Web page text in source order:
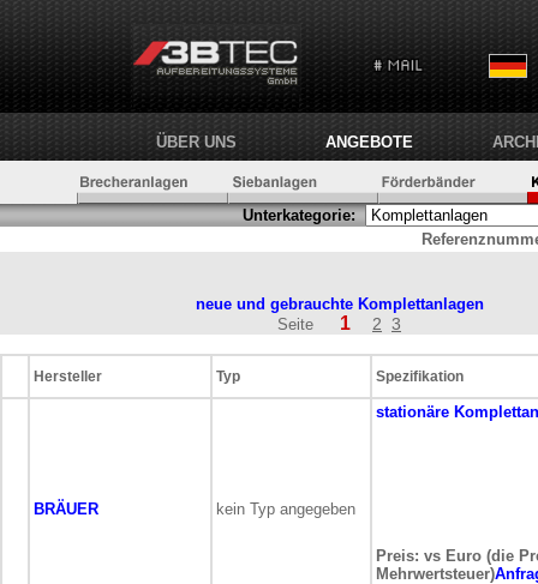
ÜBER UNS ANGEBOTE
Unterkategorie:
neue und gebrauchte Komplettanlagen
Seite
1 2 3
Hersteller Typ Spezifikation
BRÄUER kein Typ angegeben
stationäre
Preis: vs Euro (die
Mehrwertsteuer)